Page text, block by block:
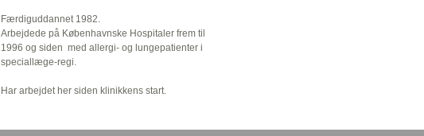
Færdiguddannet 1982.
Arbejdede på Københavnske Hospitaler frem til
1996 og siden med allergi- og lungepatienter i
speciallæge-regi.
Har arbejdet her siden klinikkens start.